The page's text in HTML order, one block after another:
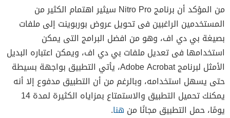
من المؤكد أن برنامج Nitro Pro سيثير اهتمام الكثير من
المستخدمين الراغبين فى تحويل عروض بوربوينت إلى ملفات
بصيغة بي دي اف، وهو من افضل البرامج التى يمكن
استخدامها فى تعديل ملفات بي دي اف، ويمكن اعتباره البديل
الأمثل لبرنامج Adobe Acrobat، يأتي التطبيق بواجهة بسيطة
حتى يسهل استخدامه، وبالرغم من أن التطبيق مدفوع إلا أنه
يمكنك تحميل التطبيق والاستمتاع بمزاياه الكثيرة لمدة 14
يومًا، حمل التطبيق مجانًا من هنا.